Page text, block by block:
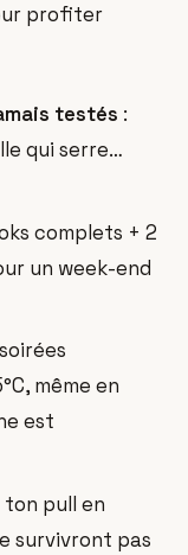
profiter
testés :
qui serre…
complets + 2
un week-end
même en
est
ton pull en
survivront pas